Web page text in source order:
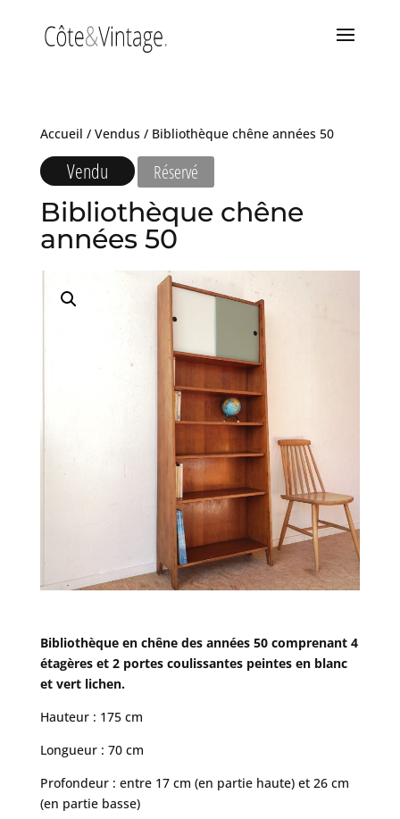
Accueil / Vendus/ Bibliothèque chêne années 50
Vendu Réservé
Bibliothèque chêne
années 50
Bibliothèque en chêne des années 50 comprenant 4
étagères et 2 portes coulissantes peintes en blanc
et vert lichen.
Hauteur : 175 cm
Longueur : 70 cm
Profondeur : entre 17 cm (en partie haute) et 26 cm
(en partie basse)